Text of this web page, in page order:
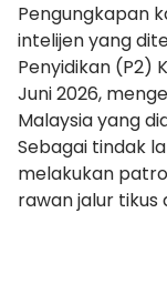
Pengungkapan
intelijen yang
Penyidikan (P2)
Juni 2026,
Malaysia yang
Sebagai tindak
melakukan
rawan jalur tikus